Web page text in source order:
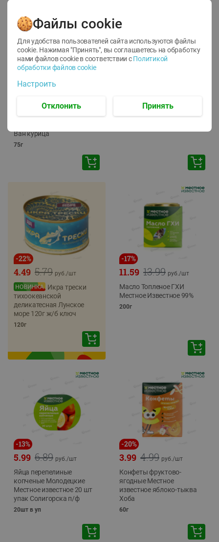
12
1.05 руб./
руб./шт
Корм влаж. для кош. с
Ван курица
75г
ТОФУ Vegetus ТВЕРДЫЙ
-22%
5.79
4.49 руб./шт
Икра трески
тихоокеанской
деликатесная Лунское
море 120г ж/б ключ
120г
-17%
13.99
11.59 руб./шт
Масло Топленое ГХИ
Местное Известное 99%
200г
-13%
6.89
5.99 руб./шт
Яйца перепелиные
копченые Молодецкие
Местное известное 20 шт
упак Солигорска п/ф
20шт в уп
-20%
4.99
3.99 руб./шт
Конфеты фруктово-
ягодные Местное
известное яблоко-тыква
Хоба
60г
Файлы cookie
Для удобства пользователей сайта используются файлы
cookie. Нажимая "Принять", вы соглашаетесь на обработку
нами файлов cookie в соответствии с Политикой
обработки файлов cookie
Настроить
Отклонить Принять